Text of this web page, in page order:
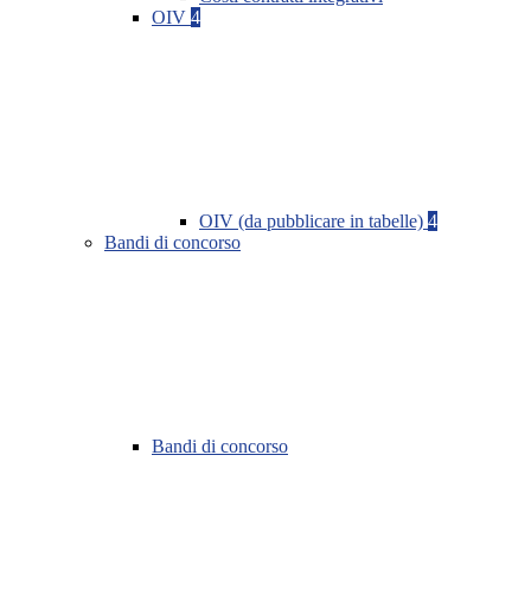
OIV 4
OIV (da pubblicare in tabelle) 4
Bandi di concorso
Bandi di concorso